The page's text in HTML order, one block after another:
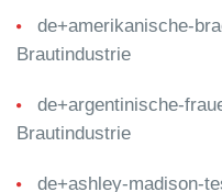
de+amerikanische-
Brautindustrie
de+argentinische-
Brautindustrie
de+ashley-madison-